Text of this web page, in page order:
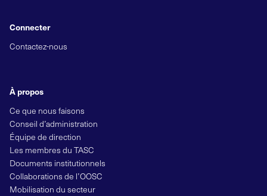
À propos
Ce que nous faisons
Conseil d’administration
Équipe de direction
Les membres du TASC
Documents institutionnels
Collaborations de l’OOSC
Mobilisation du secteur
Connecter
Contactez-nous